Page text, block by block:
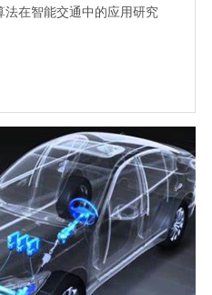
在智能交通中的应用研究